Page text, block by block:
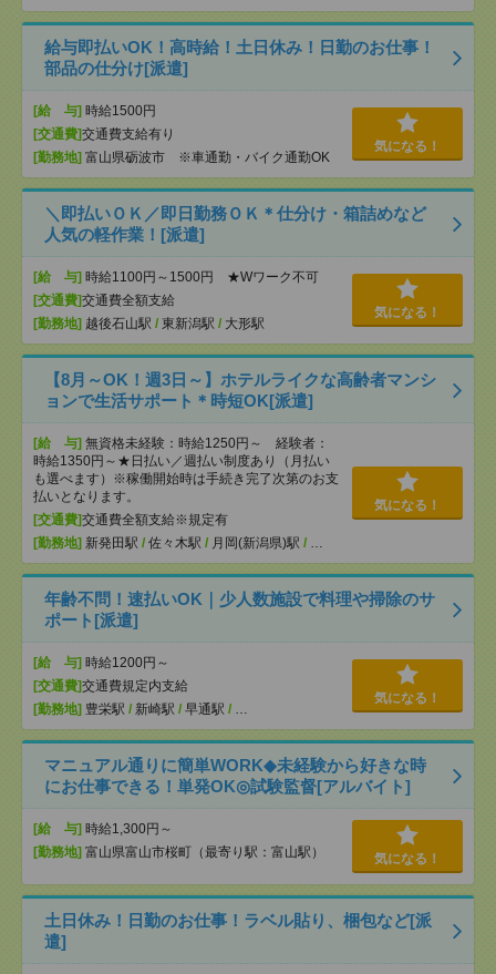
給与即払いOK！高時給！土日休み！日勤のお仕事！
部品の仕分け[派遣]
[給 与] 時給1500円
[交通費]交通費支給有り
[勤務地] 富山県砺波市 ※車通勤・バイク通勤OK
気になる！
＼即払いＯＫ／即日勤務ＯＫ＊仕分け・箱詰めなど
人気の軽作業！[派遣]
[給 与] 時給1100円～1500円 ★Wワーク不可
[交通費]交通費全額支給
[勤務地] 越後石山駅 / 東新潟駅 / 大形駅
気になる！
【8月～OK！週3日～】ホテルライクな高齢者マンシ
ョンで生活サポート＊時短OK[派遣]
[給 与] 無資格未経験：時給1250円～ 経験者：
時給1350円～★日払い／週払い制度あり（月払い
も選べます）※稼働開始時は手続き完了次第のお支
払いとなります。
[交通費]交通費全額支給※規定有
[勤務地] 新発田駅 / 佐々木駅 / 月岡(新潟県)駅 / …
気になる！
年齢不問！速払いOK｜少人数施設で料理や掃除のサ
ポート[派遣]
[給 与] 時給1200円～
[交通費]交通費規定内支給
[勤務地] 豊栄駅 / 新崎駅 / 早通駅 / …
気になる！
マニュアル通りに簡単WORK◆未経験から好きな時
にお仕事できる！単発OK◎試験監督[アルバイト]
[給 与] 時給1,300円～
[勤務地] 富山県富山市桜町（最寄り駅：富山駅） 気になる！
土日休み！日勤のお仕事！ラベル貼り、梱包など[派
遣]